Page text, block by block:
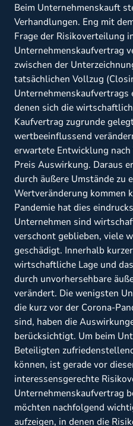
Beim Unternehmenskauft
Verhandlungen. Eng mit
Frage der Risikoverteilung
Unternehmenskaufvertrag
zwischen der
tatsächlichen Vollzug
Unternehmenskaufvertrags
denen sich die
Kaufvertrag zugrunde
wertbeeinflussend
erwartete Entwicklung
Preis Auswirkung. Daraus
durch äußere Umstände zu
Wertveränderung kommen
Pandemie hat dies
Unternehmen sind
verschont geblieben, viele
geschädigt. Innerhalb
wirtschaftliche Lage und
durch unvorhersehbare
verändert. Die wenigsten
die kurz vor der Corona-
sind, haben die
berücksichtigt. Um beim
Beteiligten
können, ist gerade vor
interessensgerechte
Unternehmenskaufvertrag
möchten nachfolgend
aufzeigen, in denen die